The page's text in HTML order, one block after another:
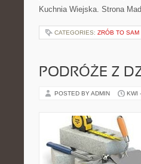
Kuchnia Wiejska. Strona
CATEGORIES: ZRÓB TO SAM
PODRÓŻE Z
POSTED BY ADMIN KWI